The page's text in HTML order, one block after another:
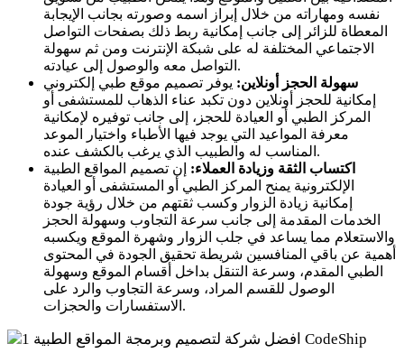
نفسه ومهاراته من خلال إبراز اسمه وصورته بجانب الإيجابة
المعطاة للزائر إلى جانب إمكانية ربط ذلك بصفحات التواصل
الاجتماعي المختلفة له على شبكة الإنترنت ومن ثم سهولة
التواصل معه والوصول إلى عيادته.
سهولة الحجز أونلاين: يوفر تصميم موقع طبي إلكتروني
إمكانية للحجز أونلاين دون تكبد عناء الذهاب للمستشفى أو
المركز الطبي أو العيادة للحجز، إلى جانب توفيره لإمكانية
معرفة المواعيد التي يوجد فيها الأطباء واختيار الموعد
المناسب له والطبيب الذي يرغب بالكشف عنده.
اكتساب الثقة وزيادة العملاء: إن تصميم المواقع الطبية
الإلكترونية يمنح المركز الطبي أو المستشفى أو العيادة
إمكانية زيادة الزوار وكسب ثقتهم من خلال رؤية جودة
الخدمات المقدمة إلى جانب سرعة التجاوب وسهولة الحجز
والاستعلام مما يساعد في جلب الزوار وشهرة الموقع ويكسبه
أهمية عن باقي المنافسين شريطة تحقيق الجودة في المحتوى
الطبي المقدم، وسرعة التنقل بداخل أقسام الموقع وسهولة
الوصول للقسم المراد، وسرعة التجاوب والرد على
الاستفسارات والحجزات.